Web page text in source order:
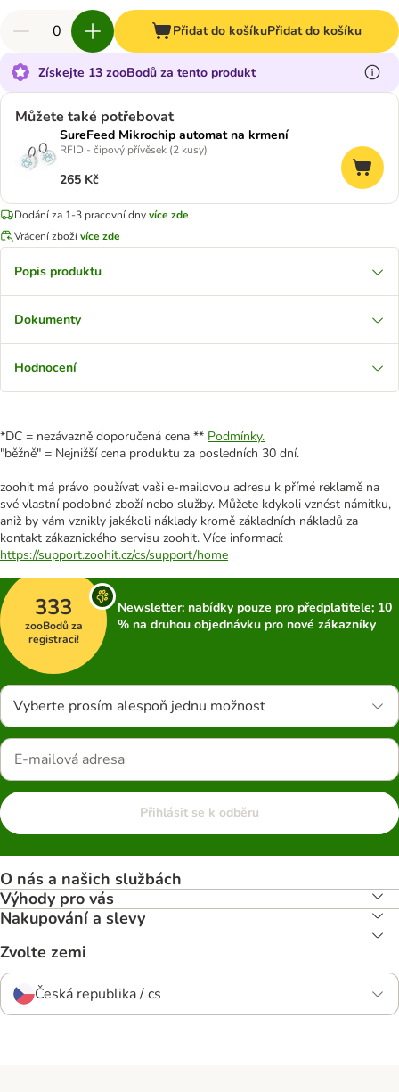
Přidat do košíkuPřidat do košíku
Získejte 13 zooBodů za tento produkt
Můžete také potřebovat
SureFeed Mikrochip automat na krmení
RFID - čipový přívěsek (2 kusy)
265 Kč
Dodání za 1-3 pracovní dnyvíce zde
Vrácení zbožívíce zde
Popis produktu
Dokumenty
Hodnocení
*DC = nezávazně doporučená cena ** Podmínky.
"běžně" = Nejnižší cena produktu za posledních 30 dní.
zoohit má právo používat vaši e-mailovou adresu k přímé reklamě na
své vlastní podobné zboží nebo služby. Můžete kdykoli vznést námitku,
aniž by vám vznikly jakékoli náklady kromě základních nákladů za
kontakt zákaznického servisu zoohit. Více informací:
https://support.zoohit.cz/cs/support/home
333
zooBodů za
registraci!
Newsletter: nabídky pouze pro předplatitele; 10
% na druhou objednávku pro nové zákazníky
Vyberte prosím alespoň jednu možnost
Přihlásit se k odběru
O nás a našich službách
Výhody pro vás
Nakupování a slevy
Zvolte zemi
Česká republika / cs